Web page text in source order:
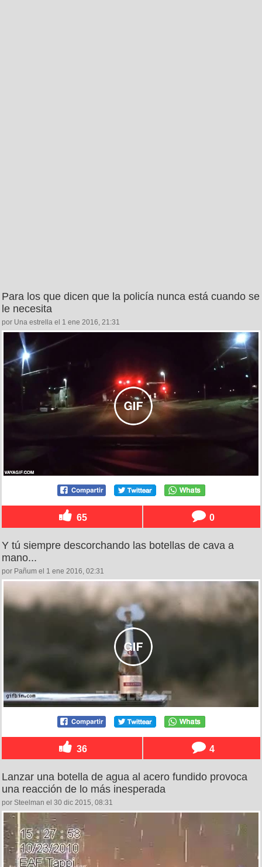
Para los que dicen que la policía nunca está cuando se
le necesita
por Una estrella el 1 ene 2016, 21:31
65 0
Y tú siempre descorchando las botellas de cava a
mano...
por Pañum el 1 ene 2016, 02:31
36 4
Lanzar una botella de agua al acero fundido provoca
una reacción de lo más inesperada
por Steelman el 30 dic 2015, 08:31